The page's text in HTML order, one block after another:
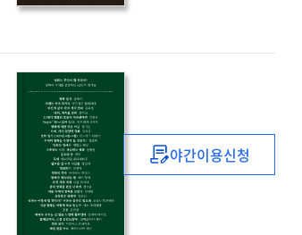
그
속에서
발견한
영화는
야간이용신청